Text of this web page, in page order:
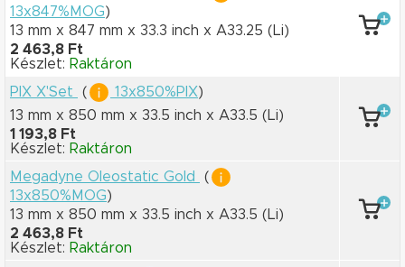
13x847%MOG)
13 mm x 847 mm x 33.3 inch x A33.25 (Li)
2 463,8 Ft
Készlet: Raktáron
PIX X'Set
( 13x850%PIX)
13 mm x 850 mm x 33.5 inch x A33.5 (Li)
1 193,8 Ft
Készlet: Raktáron
Megadyne Oleostatic Gold
(
13x850%MOG)
13 mm x 850 mm x 33.5 inch x A33.5 (Li)
2 463,8 Ft
Készlet: Raktáron